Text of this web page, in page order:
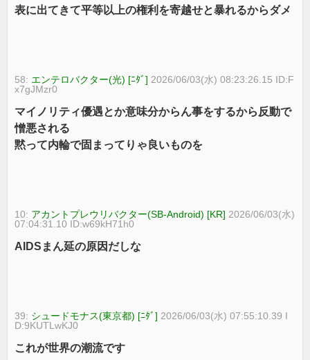
表に出てきて平等以上の権利を寄越せと暴れるからダメ
58: エンテロバクター(光) [ﾆﾀﾞ] 2026/06/03(水) 08:23:26.15 ID:F
x7gJMzr0
マイノリティ優遇とか意味分からん事をするから反動で
憎悪される
黙って内輪で固まってりゃ良いものを
10: アカントプレウリバクター(SB-Android) [KR] 2026/06/03(水)
07:04:31.10 ID:w69kH71h0
AIDSまん延の原因だしな
39: シュードモナス(東京都) [ﾆﾀﾞ] 2026/06/03(水) 07:55:10.39 I
D:9KUTLwKJ0
これが世界の潮流です